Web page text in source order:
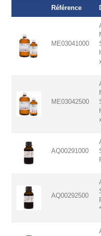
Référence
ME03041000
ME03042500
AQ00291000
AQ00292500